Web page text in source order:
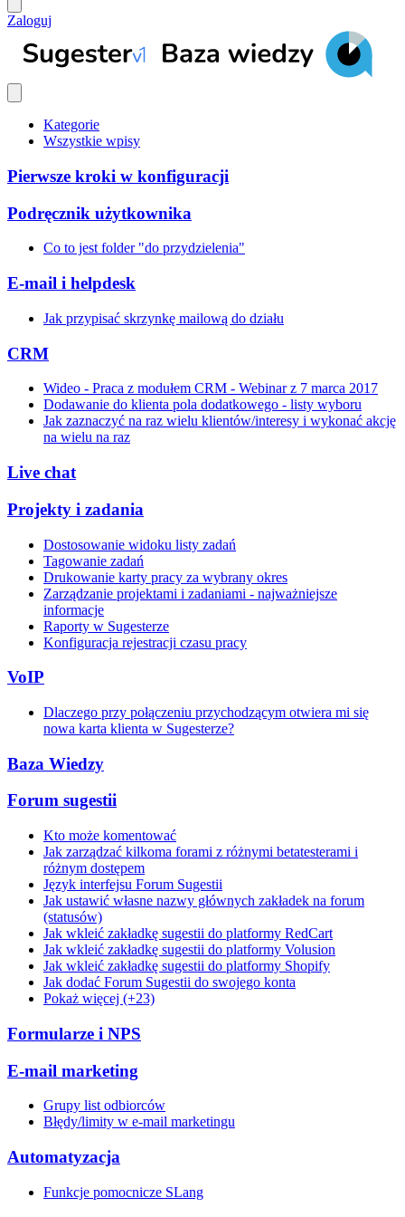
Zaloguj
Kategorie
Wszystkie wpisy
Pierwsze kroki w konfiguracji
Podręcznik użytkownika
Co to jest folder "do przydzielenia"
E-mail i helpdesk
Jak przypisać skrzynkę mailową do działu
CRM
Wideo - Praca z modułem CRM - Webinar z 7 marca 2017
Dodawanie do klienta pola dodatkowego - listy wyboru
Jak zaznaczyć na raz wielu klientów/interesy i wykonać akcję
na wielu na raz
Live chat
Projekty i zadania
Dostosowanie widoku listy zadań
Tagowanie zadań
Drukowanie karty pracy za wybrany okres
Zarządzanie projektami i zadaniami - najważniejsze
informacje
Raporty w Sugesterze
Konfiguracja rejestracji czasu pracy
VoIP
Dlaczego przy połączeniu przychodzącym otwiera mi się
nowa karta klienta w Sugesterze?
Baza Wiedzy
Forum sugestii
Kto może komentować
Jak zarządzać kilkoma forami z różnymi betatesterami i
różnym dostępem
Język interfejsu Forum Sugestii
Jak ustawić własne nazwy głównych zakładek na forum
(statusów)
Jak wkleić zakładkę sugestii do platformy RedCart
Jak wkleić zakładkę sugestii do platformy Volusion
Jak wkleić zakładkę sugestii do platformy Shopify
Jak dodać Forum Sugestii do swojego konta
Pokaż więcej (+23)
Formularze i NPS
E-mail marketing
Grupy list odbiorców
Błędy/limity w e-mail marketingu
Automatyzacja
Funkcje pomocnicze SLang